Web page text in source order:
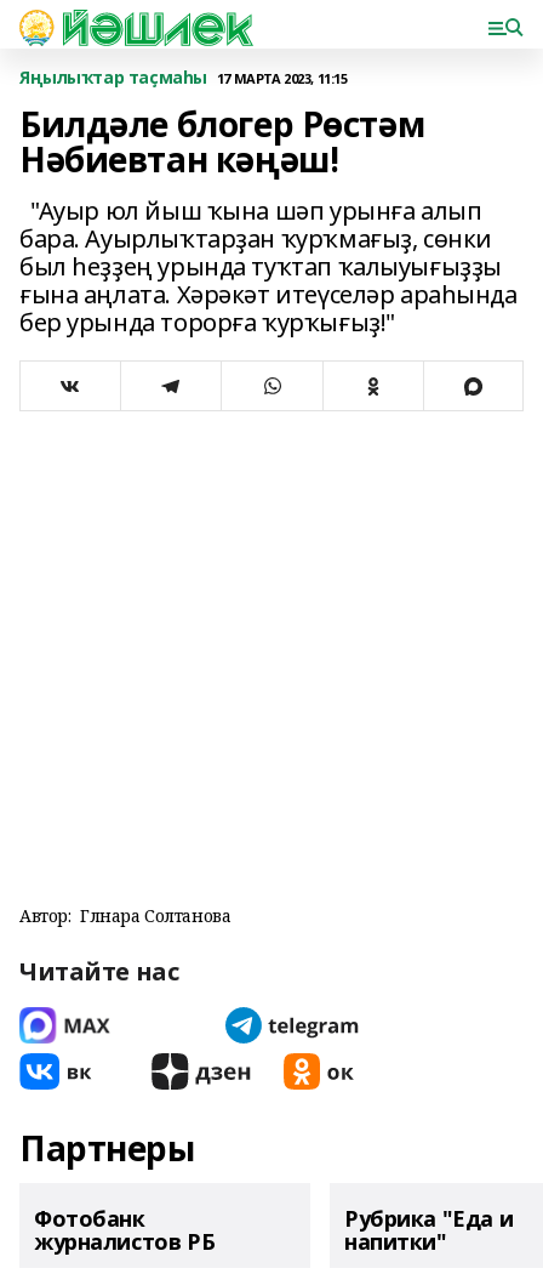
Яңылыҡтар таҫмаһы 17 МАРТА 2023, 11:15
Билдәле блогер Рөстәм
Нәбиевтан кәңәш!
"Ауыр юл йыш ҡына шәп урынға алып
бара. Ауырлыҡтарҙан ҡурҡмағыҙ, сөнки
был һеҙҙең урында туҡтап ҡалыуығыҙҙы
ғына аңлата. Хәрәкәт итеүселәр араһында
бер урында торорға ҡурҡығыҙ!"
Автор: Гөлнара Солтанова
Читайте нас
Партнеры
Фотобанк
журналистов РБ
Рубрика "Еда и
напитки"